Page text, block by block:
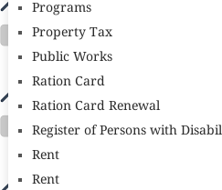
Programs
Property Tax
Public Works
Ration Card
Ration Card Renewal
Register of Persons with
Rent
Rent